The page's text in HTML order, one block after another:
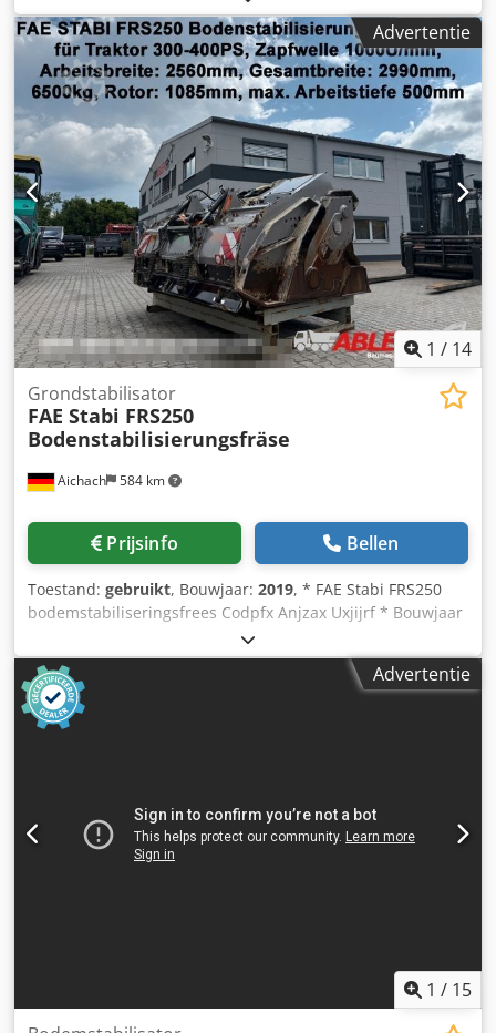
16.500 kg machine 24.800 kg machine inclusief
aanhangermodule Volume: Beton: 25m³ Water: 11m³
Transportafmetingen: Lengte: 11,60 m Breedte: 2,55m
Hoogte: 4,00m
Advertentie
1 / 14
Aichach 584 km
Grondstabilisator
FAE Stabi FRS250
Bodenstabilisierungsfräse
Prijsinfo Bellen
Toestand: gebruikt, Bouwjaar: 2019, * FAE Stabi FRS250
bodemstabiliseringsfrees Codpfx Anjzax Uxjijrf * Bouwjaar
2019 * Voor tractoren van 300 - 400 pk * Aftakas 1.000 tpm
* Werkbreedte: 2.560 mm * Totale breedte: 2.990 mm *
6.500 kg * Rotor: 1.085 mm * Maximale werkdiepte: 500
mm
Advertentie
1 / 15